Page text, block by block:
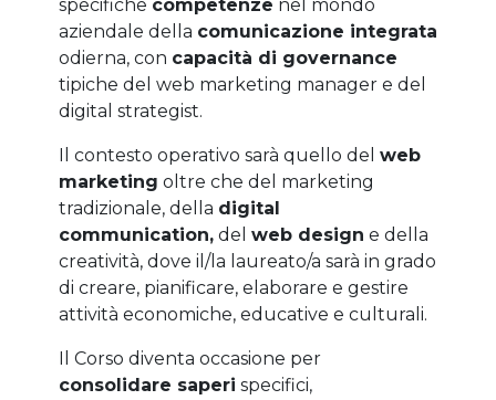
specifiche competenze nel mondo
aziendale della comunicazione integrata
odierna, con capacità di governance
tipiche del web marketing manager e del
digital strategist.
Il contesto operativo sarà quello del web
marketing oltre che del marketing
tradizionale, della digital
communication,del web design e della
creatività, dove il/la laureato/a sarà in grado
di creare, pianificare, elaborare e gestire
attività economiche, educative e culturali.
Il Corso diventa occasione per
consolidare saperi specifici,